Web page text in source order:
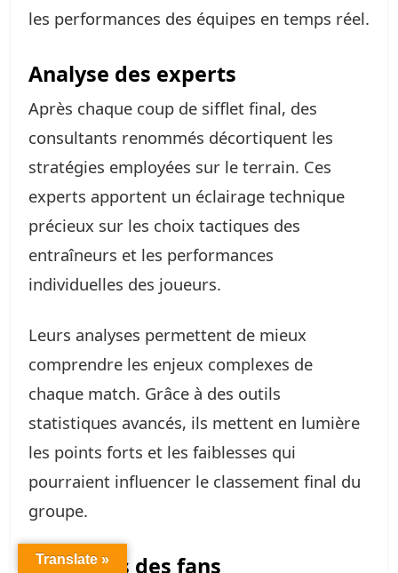
les performances des équipes en temps réel.
Analyse des experts
Après chaque coup de sifflet final, des
consultants renommés décortiquent les
stratégies employées sur le terrain. Ces
experts apportent un éclairage technique
précieux sur les choix tactiques des
entraîneurs et les performances
individuelles des joueurs.
Leurs analyses permettent de mieux
comprendre les enjeux complexes de
chaque match. Grâce à des outils
statistiques avancés, ils mettent en lumière
les points forts et les faiblesses qui
pourraient influencer le classement final du
groupe.
Réactions des fans
Translate »